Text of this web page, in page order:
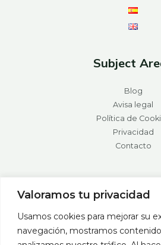
Valoramos tu privacidad
Usamos cookies para mejorar su
navegación, mostramos
Subject
Blog
Avisa legal
Política de
Privacidad
Contacto